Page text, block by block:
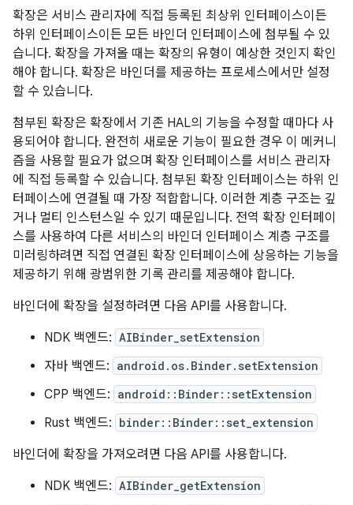
확장은 서비스 관리자에 직접 등록된 최상위 인터페이스이든
하위 인터페이스이든 모든 바인더 인터페이스에 첨부될 수 있
습니다. 확장을 가져올 때는 확장의 유형이 예상한 것인지 확인
해야 합니다. 확장은 바인더를 제공하는 프로세스에서만 설정
할 수 있습니다.
첨부된 확장은 확장에서 기존 HAL의 기능을 수정할 때마다 사
용되어야 합니다. 완전히 새로운 기능이 필요한 경우 이 메커니
즘을 사용할 필요가 없으며 확장 인터페이스를 서비스 관리자
에 직접 등록할 수 있습니다. 첨부된 확장 인터페이스는 하위 인
터페이스에 연결될 때 가장 적합합니다. 이러한 계층 구조는 깊
거나 멀티 인스턴스일 수 있기 때문입니다. 전역 확장 인터페이
스를 사용하여 다른 서비스의 바인더 인터페이스 계층 구조를
미러링하려면 직접 연결된 확장 인터페이스에 상응하는 기능을
제공하기 위해 광범위한 기록 관리를 제공해야 합니다.
바인더에 확장을 설정하려면 다음 API를 사용합니다.
NDK 백엔드: AIBinder_setExtension
자바 백엔드: android.os.Binder.setExtension
CPP 백엔드: android::Binder::setExtension
Rust 백엔드: binder::Binder::set_extension
바인더에 확장을 가져오려면 다음 API를 사용합니다.
NDK 백엔드: AIBinder_getExtension